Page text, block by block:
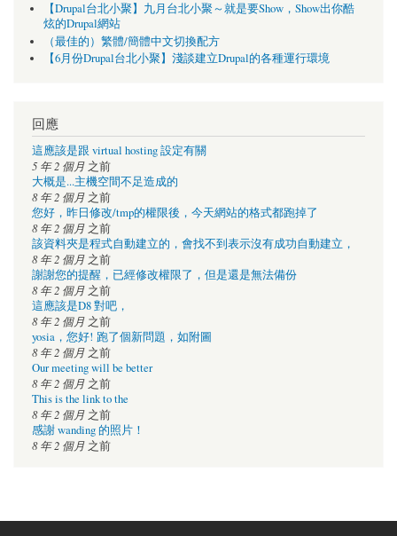
【Drupal台北小聚】九月台北小聚～就是要Show，Show出你酷
炫的Drupal網站
（最佳的）繁體/簡體中文切換配方
【6月份Drupal台北小聚】淺談建立Drupal的各種運行環境
回應
這應該是跟 virtual hosting 設定有關
5 年 2 個月 之前
大概是...主機空間不足造成的
8 年 2 個月 之前
您好，昨日修改/tmp的權限後，今天網站的格式都跑掉了
8 年 2 個月 之前
該資料夾是程式自動建立的，會找不到表示沒有成功自動建立，
8 年 2 個月 之前
謝謝您的提醒，已經修改權限了，但是還是無法備份
8 年 2 個月 之前
這應該是D8 對吧，
8 年 2 個月 之前
yosia，您好! 跑了個新問題，如附圖
8 年 2 個月 之前
Our meeting will be better
8 年 2 個月 之前
This is the link to the
8 年 2 個月 之前
感謝 wanding 的照片！
8 年 2 個月 之前